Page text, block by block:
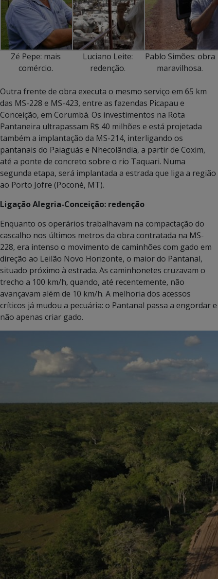
Zé Pepe: mais
comércio.
Luciano Leite:
redenção.
Pablo Simões: obra
maravilhosa.
Outra frente de obra executa o mesmo serviço em 65 km
das MS-228 e MS-423, entre as fazendas Picapau e
Conceição, em Corumbá. Os investimentos na Rota
Pantaneira ultrapassam R$ 40 milhões e está projetada
também a implantação da MS-214, interligando os
pantanais do Paiaguás e Nhecolândia, a partir de Coxim,
até a ponte de concreto sobre o rio Taquari. Numa
segunda etapa, será implantada a estrada que liga a região
ao Porto Jofre (Poconé, MT).
Ligação Alegria-Conceição: redenção
Enquanto os operários trabalhavam na compactação do
cascalho nos últimos metros da obra contratada na MS-
228, era intenso o movimento de caminhões com gado em
direção ao Leilão Novo Horizonte, o maior do Pantanal,
situado próximo à estrada. As caminhonetes cruzavam o
trecho a 100 km/h, quando, até recentemente, não
avançavam além de 10 km/h. A melhoria dos acessos
críticos já mudou a pecuária: o Pantanal passa a engordar e
não apenas criar gado.